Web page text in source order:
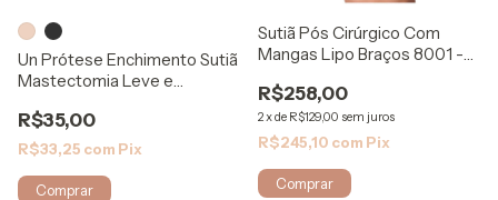
Un Prótese Enchimento Sutiã
Mastectomia Leve e
R$35,00
R$33,25 com Pix
Comprar
Sutiã Pós Cirúrgico Com
Mangas Lipo Braços 8001 -
R$258,00
2xde R$129,00 sem juros
R$245,10 com Pix
Comprar